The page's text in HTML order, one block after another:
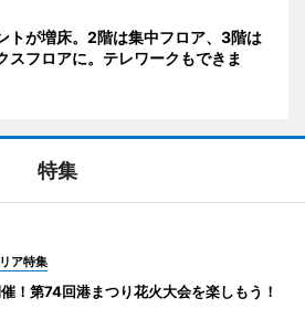
トが増床。2階は集中フロア、3階は
スフロアに。テレワークもできま
特集
ア特集
！第74回港まつり花火大会を楽しもう！